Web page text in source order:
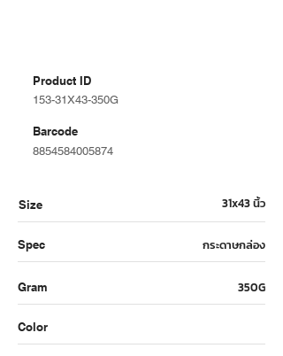
Product ID
153-31X43-350G
Barcode
8854584005874
Size 31x43 นิ้ว
Spec กระดาษกล่อง
Gram 350G
Color